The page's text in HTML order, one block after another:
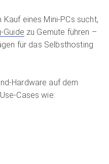
eines Mini-PCs sucht,
Guide zu Gemüte führen –
für das Selbsthosting
Hardware auf dem
Cases wie: